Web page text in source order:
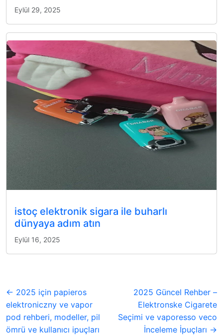
Eylül 29, 2025
istoç elektronik sigara ile buharlı
dünyaya adım atın
Eylül 16, 2025
← 2025 için papieros
elektroniczny ve vapor
pod rehberi, modeller, pil
ömrü ve kullanıcı ipuçları
2025 Güncel Rehber –
Elektronske Cigarete
Seçimi ve vaporesso veco
İnceleme İpuçları →